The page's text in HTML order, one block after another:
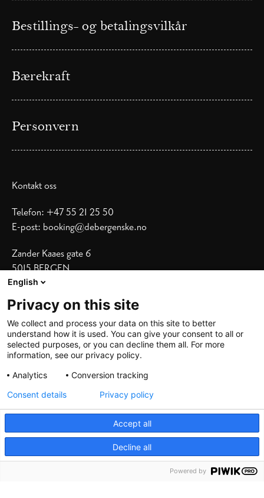
Bestillings- og betalingsvilkår
Bærekraft
Personvern
Kontakt oss
Telefon: +47 55 21 25 50
E-post: booking@debergenske.no
Zander Kaaes gate 6
5015 BERGEN
Vis adresse i kart
Våre hoteller
Bergen Børs|Grand Terminus
Villa Terminus|Zander K|Heimen
©2026 De Bergenske, all rights reserved
English
Privacy on this site
We collect and process your data on this site to better
understand how it is used. You can give your consent to all or
selected purposes, or you can decline them all. For more
information, see our privacy policy.
Analytics
Conversion tracking
Accept all
Decline all
Consent details Privacy policy
Powered by